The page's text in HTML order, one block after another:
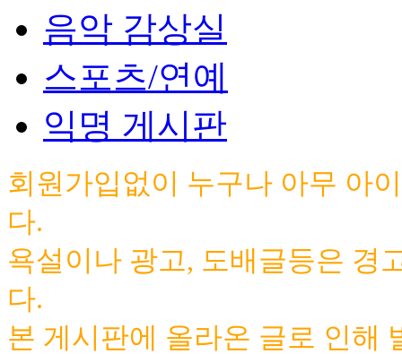
음악 감상실
스포츠/연예
익명 게시판
회원가입없이 누구나 아무 아
다.
욕설이나 광고, 도배글등은 경
다.
본 게시판에 올라온 글로 인해